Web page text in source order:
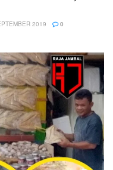
2019 0